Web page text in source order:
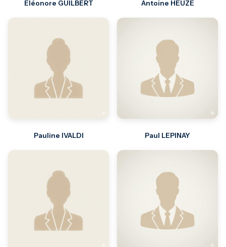
Eléonore GUILBERT Antoine HEUZE
Pauline IVALDI Paul LEPINAY